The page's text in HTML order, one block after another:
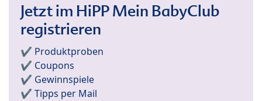
Jetzt im HiPP Mein BabyClub
registrieren
✔️ Produktproben
✔️ Coupons
✔️ Gewinnspiele
✔️ Tipps per Mail